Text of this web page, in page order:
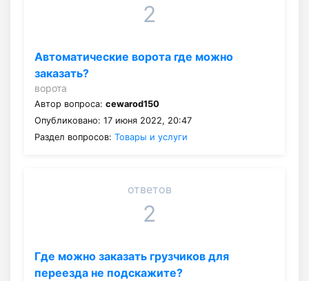
2
Автоматические ворота где можно
заказать?
ворота
Автор вопроса: cewarod150
Опубликовано: 17 июня 2022, 20:47
Раздел вопросов: Товары и услуги
ответов
2
Где можно заказать грузчиков для
переезда не подскажите?